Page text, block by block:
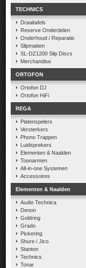
TECHNICS
Draaitafels
Reserve Onderdelen
Onderhoud / Reparatie
Slipmatten
SL-DZ1200 Slip Discs
Merchandise
ORTOFON
Ortofon DJ
Ortofon HiFi
REGA
Platenspelers
Versterkers
Phono Trappen
Luidsprekers
Elementen & Naalden
Toonarmen
All-in-one Systemen
Accessoires
Elementen & Naalden
Audio Technica
Denon
Goldring
Grado
Pickering
Shure / Jico
Stanton
Technics
Tonar